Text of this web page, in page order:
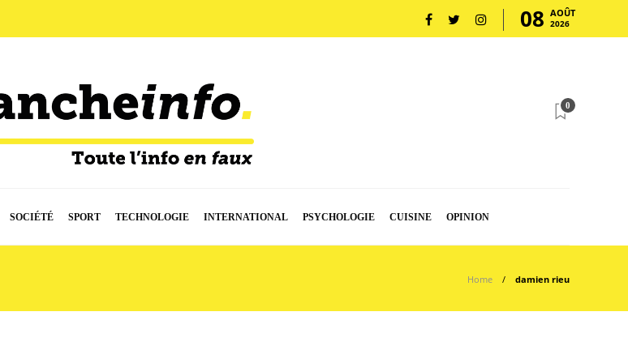
08 AOÛT
2026
0
SOCIÉTÉ SPORT TECHNOLOGIE INTERNATIONAL PSYCHOLOGIE CUISINE OPINION
Home damien rieu